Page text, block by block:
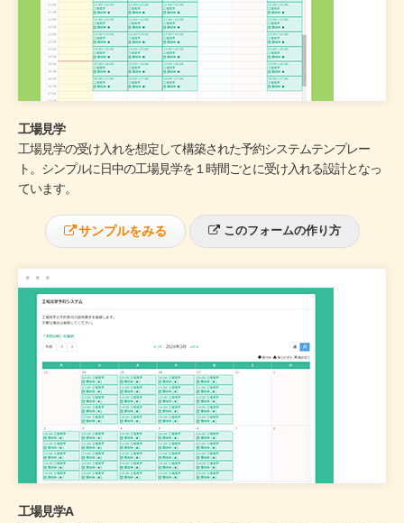
工場見学
工場見学の受け入れを想定して構築された予約システムテンプレー
ト。シンプルに日中の工場見学を１時間ごとに受け入れる設計となっ
ています。
サンプルをみる このフォームの作り方
工場見学A